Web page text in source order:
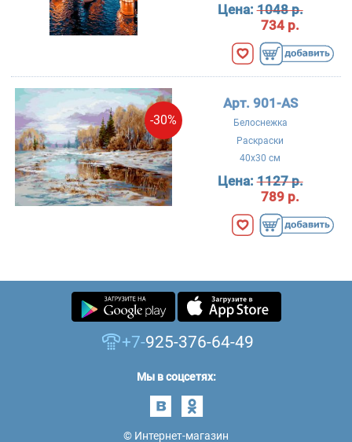
Цена:1048 р.
734 р.
-30%
Арт. 901-AS
Белоснежка
Раскраски
40x30 см
Цена:1127 р.
789 р.
+7-925-376-64-49
Мы в соцсетях:
© Интернет-магазин